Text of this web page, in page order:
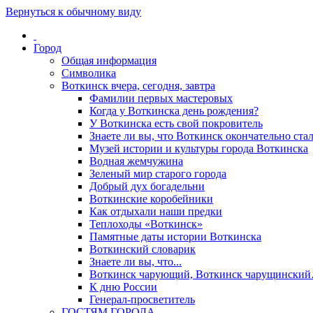
Вернуться к обычному виду
Город
Общая информация
Символика
Воткинск вчера, сегодня, завтра
Фамилии первых мастеровых
Когда у Воткинска день рождения?
У Воткинска есть свой покровитель
Знаете ли вы, что Воткинск окончательно
Музей истории и культуры города Воткинска
Водная жемчужина
Зеленый мир старого города
Добрый дух богадельни
Воткинские коробейники
Как отдыхали наши предки
Теплоходы «Воткинск»
Памятные даты истории Воткинска
Воткинский словарик
Знаете ли вы, что...
Воткинск чарующий, Воткинск
К дню России
Генерал-просветитель